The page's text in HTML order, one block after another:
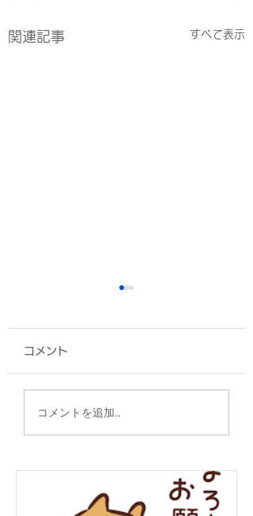
関連記事 すべて表示
A4フラットトート/仲
本工業 様
コメント
コメントを追加…